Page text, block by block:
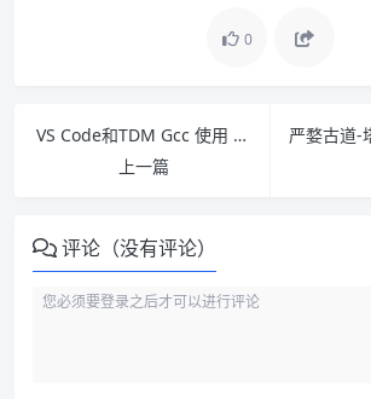
0
VS Code和TDM Gcc 使用 Makefile 编译学习 Windows 程序设计
上一篇
评论（没有评论）